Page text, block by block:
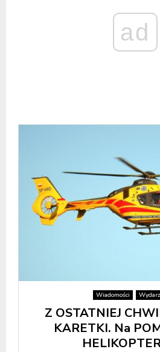
ad
Wiadomości
Z OSTATNIEJ
KARETKI. Na